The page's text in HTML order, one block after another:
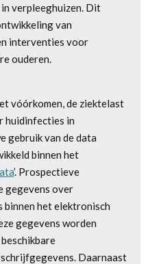
verpleeghuizen. Dit
van
interventies voor
ouderen.
vóórkomen, de ziektelast
huidinfecties in
gebruik van de data
binnen het
’. Prospectieve
gegevens over
het elektronisch
gegevens worden
Daarnaast